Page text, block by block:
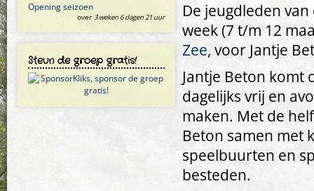
Opening seizoen
over 3 weken 6 dagen 21 uur
Steun de groep gratis!
De jeugdleden
week (7 t/m 12
Zee, voor Jantje
Jantje Beton komt
dagelijks vrij en
maken. Met de
Beton samen met
speelbuurten en
besteden.